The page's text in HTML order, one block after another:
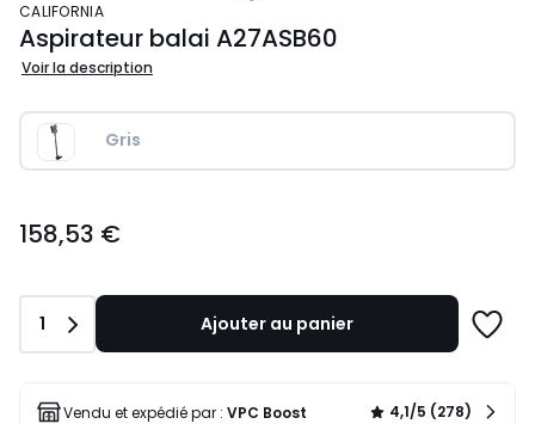
CALIFORNIA
Aspirateur balai A27ASB60
Voir la description
Gris
€.
158,53 €
Quantité
1 Ajouter au panier
liste
Vendu et expédié par : VPC Boost 4,1/5 (278)